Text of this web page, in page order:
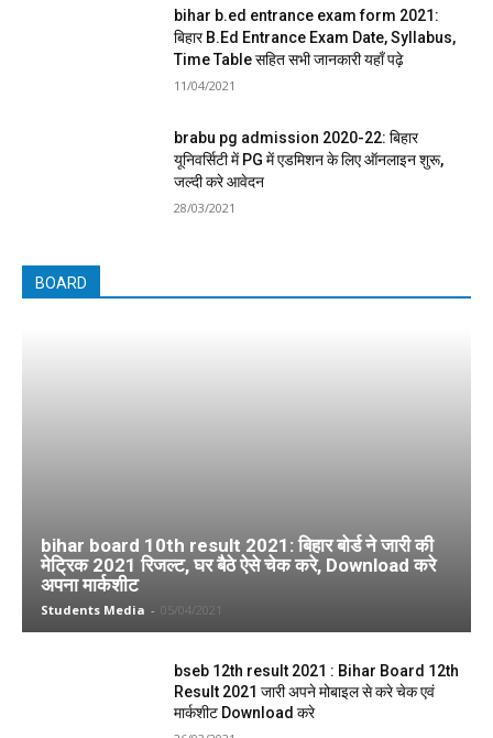
bihar b.ed entrance exam form 2021:
बिहार B.Ed Entrance Exam Date, Syllabus,
Time Table सहित सभी जानकारी यहाँ पढ़े
11/04/2021
brabu pg admission 2020-22: बिहार
यूनिवर्सिटी में PG में एडमिशन के लिए ऑनलाइन शुरू,
जल्दी करे आवेदन
28/03/2021
BOARD
bihar board 10th result 2021: बिहार बोर्ड ने जारी की
मेट्रिक 2021 रिजल्ट, घर बैठे ऐसे चेक करे, Download करे
अपना मार्कशीट
Students Media - 05/04/2021
bseb 12th result 2021 : Bihar Board 12th
Result 2021 जारी अपने मोबाइल से करे चेक एवं
मार्कशीट Download करे